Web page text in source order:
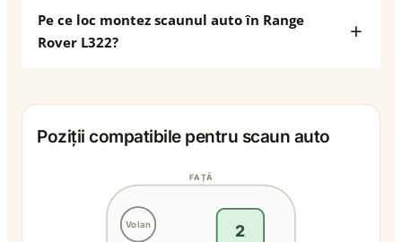
Pe ce loc montez scaunul auto în Range
Rover L322?
Poziții compatibile pentru scaun auto
Volan
FAȚĂ
2